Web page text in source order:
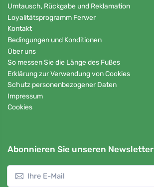
Umtausch, Rückgabe und Reklamation
Loyalitätsprogramm Ferwer
Kontakt
Bedingungen und Konditionen
Über uns
So messen Sie die Länge des Fußes
Erklärung zur Verwendung von Cookies
Schutz personenbezogener Daten
Impressum
Cookies
Abonnieren Sie unseren Newsletter